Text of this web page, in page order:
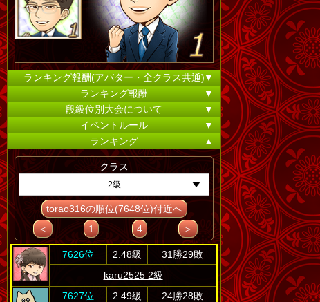
ランキング報酬(アバター・全クラス共通)▼
ランキング報酬
▼
段級位別大会について
▼
イベントルール
▼
ランキング
▲
クラス
2級
torao316の順位(7648位)付近へ
＜
1 4 ＞
7626位 2.48級
31勝29敗
karu2525 2級
7627位
2.49級
24勝28敗